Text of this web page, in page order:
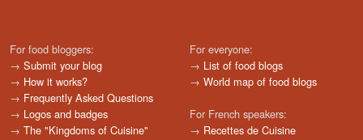
For food bloggers:
→ Submit your blog
→ How it works?
→ Frequently Asked Questions
→ Logos and badges
→ The "Kingdoms of Cuisine"
For everyone:
→ List of food blogs
→ World map of food blogs
For French speakers:
→ Recettes de Cuisine